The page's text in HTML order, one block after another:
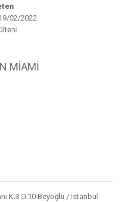
02/2022
MİAMİ
K.3 D.10 Beyoğlu / Istanbul